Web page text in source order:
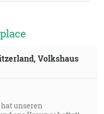
Volkshaus
hat unseren